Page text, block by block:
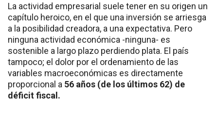
La actividad empresarial suele tener en su origen un
capítulo heroico, en el que una inversión se arriesga
a la posibilidad creadora, a una expectativa. Pero
ninguna actividad económica -ninguna- es
sostenible a largo plazo perdiendo plata. El país
tampoco; el dolor por el ordenamiento de las
variables macroeconómicas es directamente
proporcional a 56 años (de los últimos 62) de
déficit fiscal.